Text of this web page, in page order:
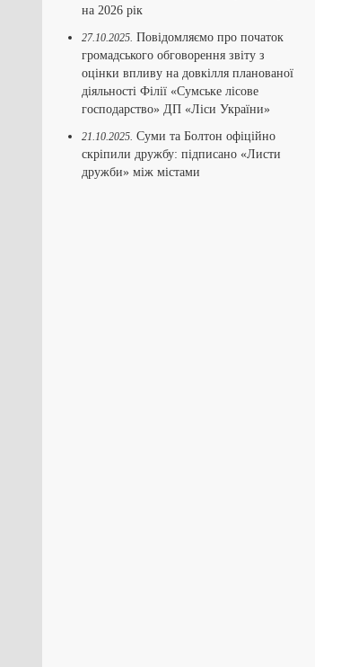
на 2026 рік
27.10.2025. Повідомляємо про початок
громадського обговорення звіту з
оцінки впливу на довкілля планованої
діяльності Філії «Сумське лісове
господарство» ДП «Ліси України»
21.10.2025. Суми та Болтон офіційно
скріпили дружбу: підписано «Листи
дружби» між містами
26.05.2018